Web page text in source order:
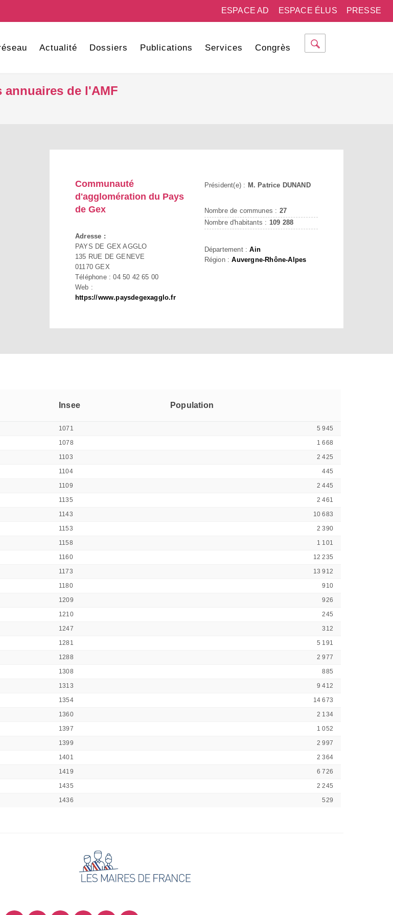
PRESSE
ESPACE ÉLUS
ESPACE AD
Actualité Dossiers Publications Services Congrès
annuaires de l'AMF
Communauté
d'agglomération du Pays
de Gex
Adresse :
PAYS DE GEX AGGLO
135 RUE DE GENEVE
01170 GEX
Téléphone : 04 50 42 65 00
Web :
https://www.paysdegexagglo.fr
Président(e) : M. Patrice DUNAND
Nombre de communes : 27
Nombre d'habitants : 109 288
Département :Ain
Région :Auvergne-Rhône-Alpes
Insee Population
1071
5 945
1078
1 668
1103
2 425
1104
445
1109
2 445
1135
2 461
1143
10 683
1153
2 390
1158
1 101
1160
12 235
1173
13 912
1180
910
1209
926
1210
245
1247
312
1281
5 191
1288
2 977
1308
885
1313
9 412
1354
14 673
1360
2 134
1397
1 052
1399
2 997
1401
2 364
1419
6 726
1435
2 245
1436 529